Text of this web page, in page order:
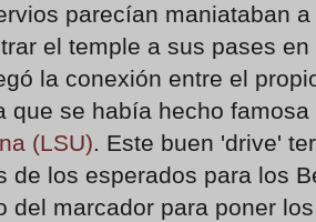
parecían maniataban
el temple a sus pases
la conexión entre el
que se había hecho
(LSU). Este buen 'drive'
de los esperados para los
del marcador para poner